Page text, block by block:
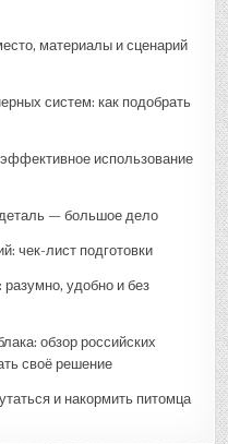
материалы и сценарий
систем: как подобрать
использование
— большое дело
чек-лист подготовки
удобно и без
обзор российских
своё решение
и накормить питомца